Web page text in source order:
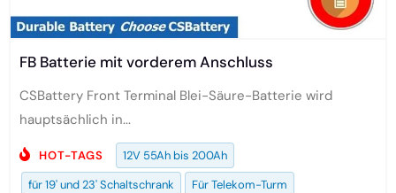
FB Batterie mit vorderem Anschluss
CSBattery Front Terminal Blei-Säure-Batterie wird
hauptsächlich in...
HOT-TAGS
12V 55Ah bis 200Ah
für 19' und 23' Schaltschrank
Für Telekom-Turm